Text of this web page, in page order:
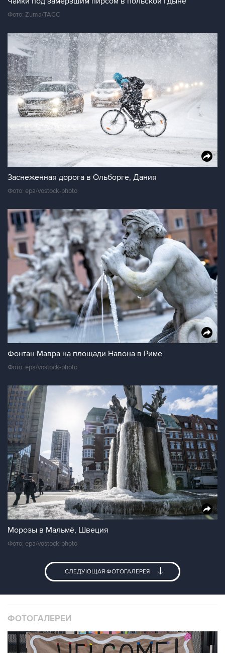
Фото: Zuma/ТАСС
Заснеженная дорога в Ольборге, Дания
Фото: epa/vostock-photo
Фонтан Мавра на площади Навона в Риме
Фото: epa/vostock-photo
Морозы в Мальмё, Швеция
Фото: epa/vostock-photo
СЛЕДУЮЩАЯ ФОТОГАЛЕРЕЯ
ФОТОГАЛЕРЕИ